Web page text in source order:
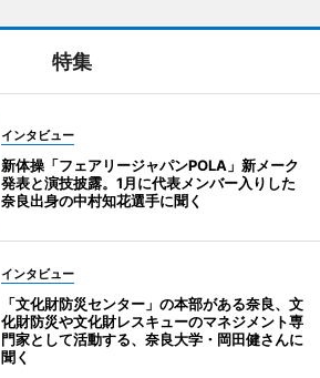
特集
インタビュー
新体操「フェアリージャパンPOLA」新メーク
発表と演技披露。1月に代表メンバー入りした
奈良出身の中村知花選手に聞く
インタビュー
「文化財防災センター」の本部がある奈良、文
化財防災や文化財レスキューのマネジメント専
門家として活動する、奈良大学・岡田健さんに
聞く